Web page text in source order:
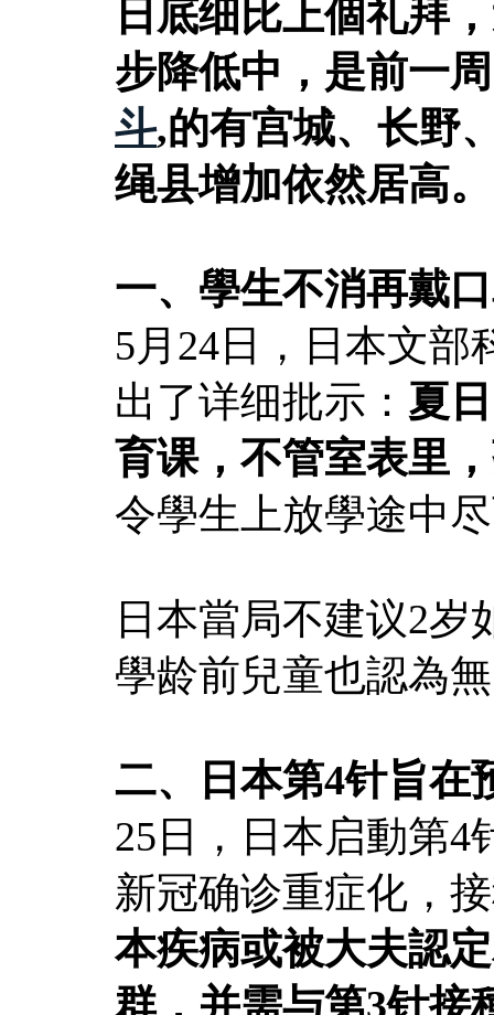
日底细比上個礼拜
步降低中，是前一
斗,的有宫城、长野
绳县增加依然居高。
一、學生不消再戴
5月24日，日本文部
出了详细批示： 夏
育课，不管室表里
令學生上放學途中
日本當局不建议2岁
學龄前兒童也認為
二、日本第4针旨在
25日，日本启動第4
新冠确诊重症化，
本疾病或被大夫認
群，并需与第3针接